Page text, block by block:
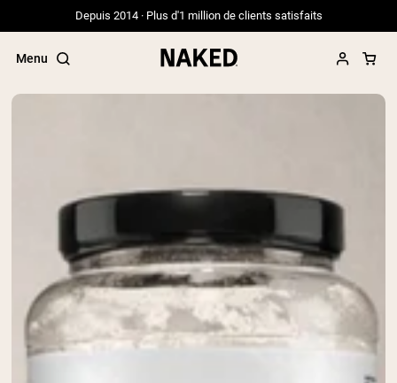
Depuis 2014 · Plus d'1 million de clients satisfaits
Menu
”Protein Powder“
”Vegan protein“
”Collagen“
”Micellar Casein“
PROTÉINES EN POUDRE Meilleure Vente